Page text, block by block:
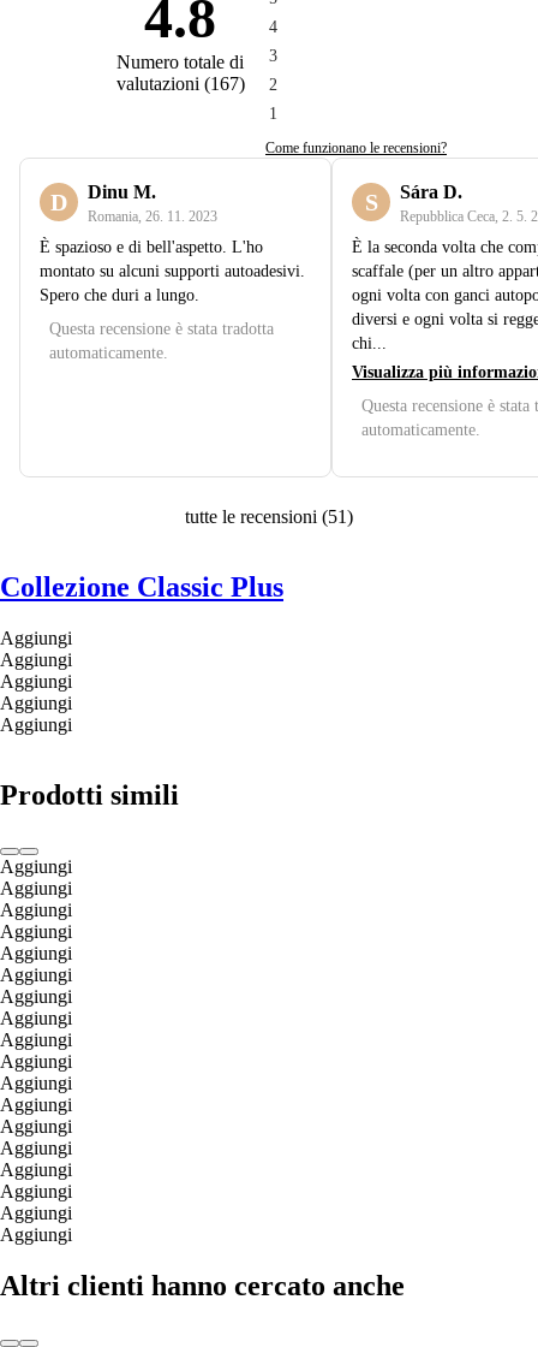
4.8
Numero totale di
valutazioni (167)
4
3
2
1
Come funzionano le recensioni?
D Dinu M.
Romania 26. 11. 2023
È spazioso e di bell'aspetto. L'ho
montato su alcuni supporti autoadesivi.
Spero che duri a lungo.
Questa recensione è stata tradotta
automaticamente.
S Sára D.
Repubblica Ceca 2. 5.
È la seconda volta che
scaffale (per un altro
ogni volta con ganci
diversi e ogni volta si
chi...
Visualizza più
Questa recensione è stata
automaticamente.
tutte le recensioni (51)
Collezione Classic Plus
Aggiungi
Aggiungi
Aggiungi
Aggiungi
Aggiungi
Prodotti simili
Aggiungi
Aggiungi
Aggiungi
Aggiungi
Aggiungi
Aggiungi
Aggiungi
Aggiungi
Aggiungi
Aggiungi
Aggiungi
Aggiungi
Aggiungi
Aggiungi
Aggiungi
Aggiungi
Aggiungi
Aggiungi
Altri clienti hanno cercato anche